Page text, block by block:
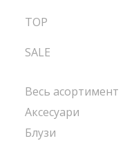
TOP
SALE
Весь асортимент
Аксесуари
Блузи